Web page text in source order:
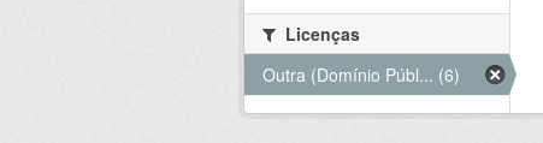
Licenças
Outra (Domínio Públ... (6)